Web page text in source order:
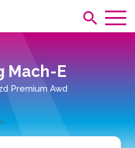
Mach-E
Premium Awd